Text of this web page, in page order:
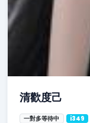
清歡度己
一對多等待中 i349